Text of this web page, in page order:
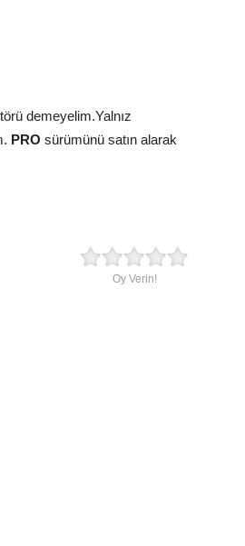
demeyelim.Yalnız
PRO sürümünü satın alarak
Oy Verin!